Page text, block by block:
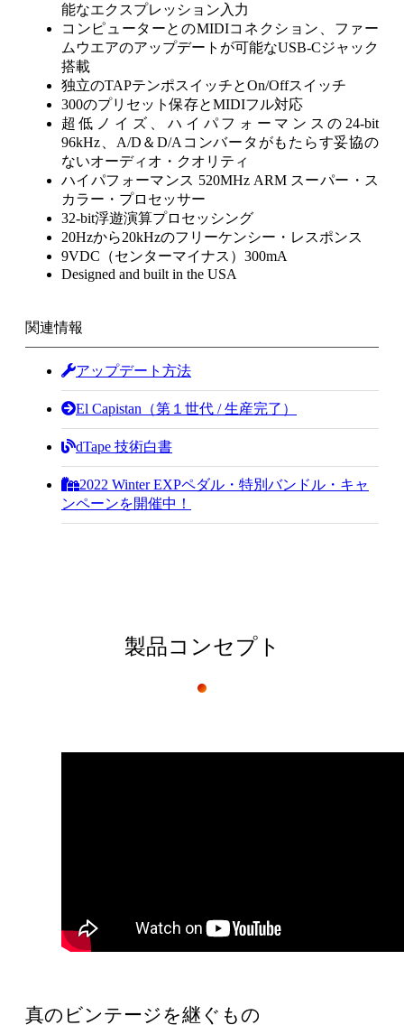
能なエクスプレッション入力
コンピューターとのMIDIコネクション、ファー
ムウエアのアップデートが可能なUSB-Cジャック
搭載
独立のTAPテンポスイッチとOn/Offスイッチ
300のプリセット保存とMIDIフル対応
超低ノイズ、ハイパフォーマンスの24-bit
96kHz、A/D＆D/Aコンバータがもたらす妥協の
ないオーディオ・クオリティ
ハイパフォーマンス 520MHz ARM スーパー・ス
カラー・プロセッサー
32-bit浮遊演算プロセッシング
20Hzから20kHzのフリーケンシー・レスポンス
9VDC（センターマイナス）300mA
Designed and built in the USA
関連情報
アップデート方法
El Capistan（第１世代 / 生産完了）
dTape 技術白書
2022 Winter EXPペダル・特別バンドル・キャ
ンペーンを開催中！
製品コンセプト
真のビンテージを継ぐもの